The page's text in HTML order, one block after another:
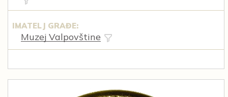
IMATELJ GRAĐE:
Muzej Valpovštine